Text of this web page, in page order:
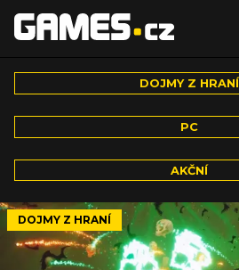
DOJMY Z HRANÍ
PC
AKČNÍ
DOJMY Z HRANÍ